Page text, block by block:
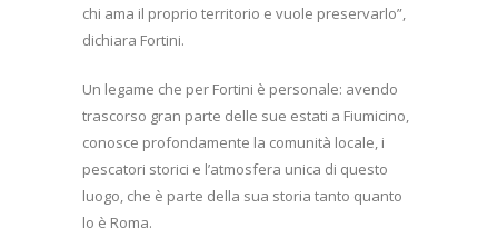
chi ama il proprio territorio e vuole preservarlo”,
dichiara Fortini.
Un legame che per Fortini è personale: avendo
trascorso gran parte delle sue estati a Fiumicino,
conosce profondamente la comunità locale, i
pescatori storici e l’atmosfera unica di questo
luogo, che è parte della sua storia tanto quanto
lo è Roma.